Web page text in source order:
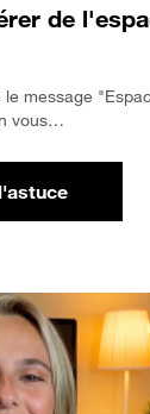
de
le message
vous…
Comment